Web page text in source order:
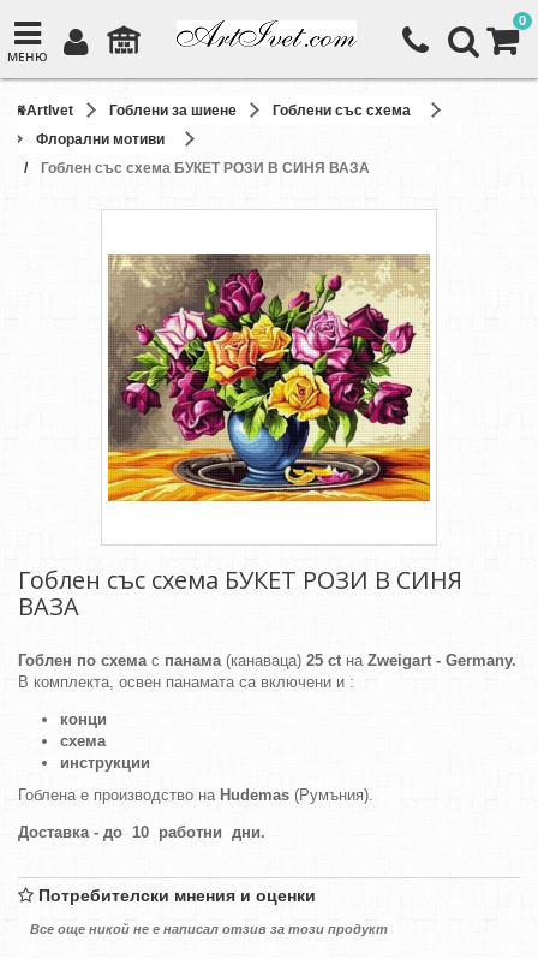
МЕНЮ
0
ArtIvet Гоблени за шиене
Гоблени със схема
Флорални мотиви
Гоблен със схема БУКЕТ РОЗИ В СИНЯ ВАЗА
Гоблен със схема БУКЕТ РОЗИ В СИНЯ
ВАЗА
Гоблен по схемас панама(канаваца) 25 ct на Zweigart - Germany.
В комплекта, освен панамата са включени и :
конци
схема
инструкции
Гоблена е производство на Hudemas (Румъния).
Доставка - до 10 работни дни.
Потребителски мнения и оценки
Все още никой не е написал отзив за този продукт